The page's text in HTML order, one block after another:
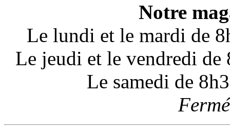
Notre
Le lundi et le mardi de
Le jeudi et le vendredi de
Le samedi de